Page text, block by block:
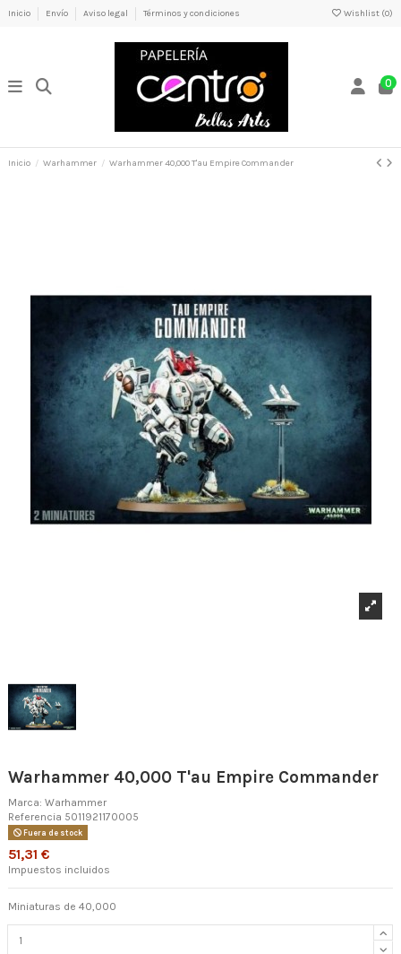
Inicio Envío Aviso legal Términos y condiciones Wishlist (0)
0
Inicio Warhammer Warhammer 40,000 T'au Empire Commander
Warhammer 40,000 T'au Empire Commander
Marca: Warhammer
Referencia 5011921170005
Fuera de stock
51,31 €
Impuestos incluidos
Miniaturas de 40,000